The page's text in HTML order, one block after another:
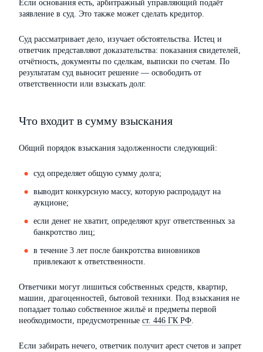
Если основания есть, арбитражный управляющий подаёт
заявление в суд. Это также может сделать кредитор.
Суд рассматривает дело, изучает обстоятельства. Истец и
ответчик представляют доказательства: показания свидетелей,
отчётность, документы по сделкам, выписки по счетам. По
результатам суд выносит решение — освободить от
ответственности или взыскать долг.
Что входит в сумму взыскания
Общий порядок взыскания задолженности следующий:
суд определяет общую сумму долга;
выводит конкурсную массу, которую распродадут на
аукционе;
если денег не хватит, определяют круг ответственных за
банкротство лиц;
в течение 3 лет после банкротства виновников
привлекают к ответственности.
Ответчики могут лишиться собственных средств, квартир,
машин, драгоценностей, бытовой техники. Под взыскания не
попадает только собственное жильё и предметы первой
необходимости, предусмотренные ст. 446 ГК РФ.
Если забирать нечего, ответчик получит арест счетов и запрет